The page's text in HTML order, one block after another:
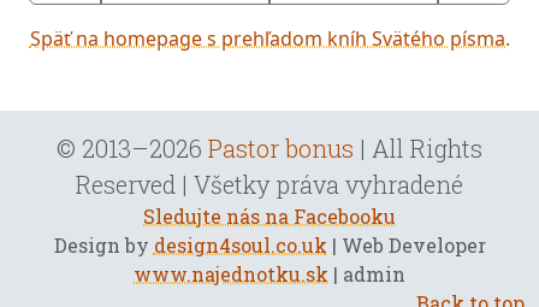
Späť na homepage s prehľadom kníh Svätého písma.
© 2013–2026 Pastor bonus | All Rights
Reserved | Všetky práva vyhradené
Sledujte nás na Facebooku
Design by design4soul.co.uk | Web Developer
www.najednotku.sk | admin